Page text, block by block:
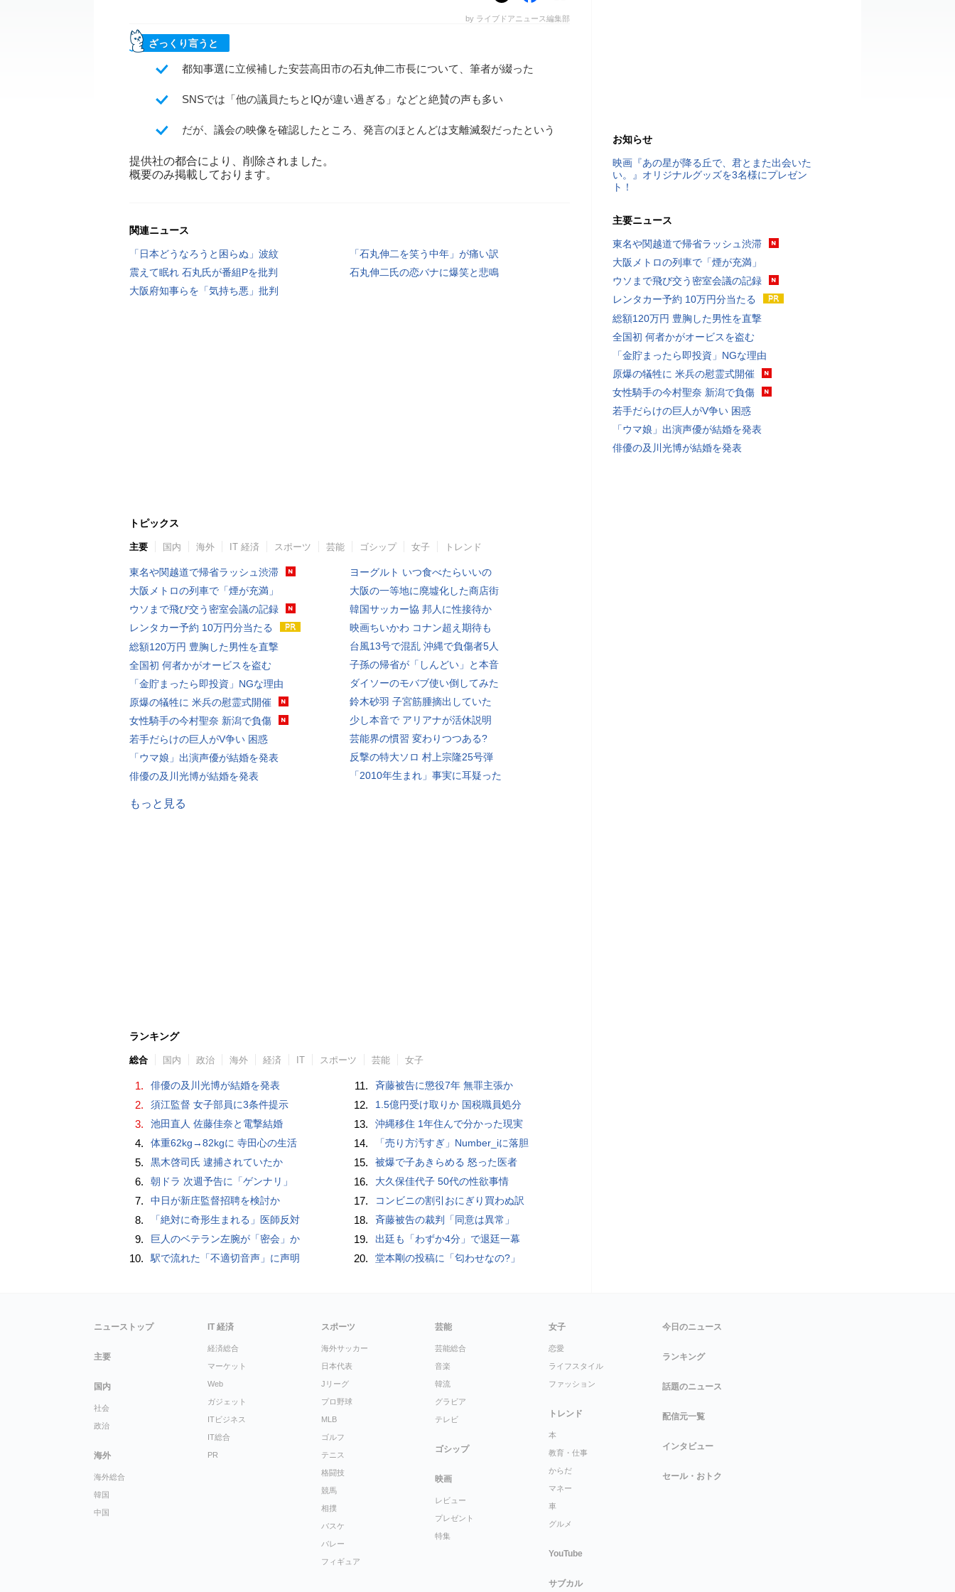
by ライブドアニュース編集部
ざっくり言うと
都知事選に立候補した安芸高田市の石丸伸二市長について、筆者が綴った
SNSでは「他の議員たちとIQが違い過ぎる」などと絶賛の声も多い
だが、議会の映像を確認したところ、発言のほとんどは支離滅裂だったという
提供社の都合により、削除されました。
概要のみ掲載しております。
関連ニュース
「日本どうなろうと困らぬ」波紋
「石丸伸二を笑う中年」が痛い訳
震えて眠れ 石丸氏が番組Pを批判
石丸伸二氏の恋バナに爆笑と悲鳴
大阪府知事らを「気持ち悪」批判
トピックス
主要 国内 海外 IT 経済 スポーツ 芸能 ゴシップ 女子 トレンド
東名や関越道で帰省ラッシュ渋滞
大阪メトロの列車で「煙が充満」
ウソまで飛び交う密室会議の記録
レンタカー予約 10万円分当たる
総額120万円 豊胸した男性を直撃
全国初 何者かがオービスを盗む
「金貯まったら即投資」NGな理由
原爆の犠牲に 米兵の慰霊式開催
女性騎手の今村聖奈 新潟で負傷
若手だらけの巨人がV争い 困惑
「ウマ娘」出演声優が結婚を発表
俳優の及川光博が結婚を発表
ヨーグルト いつ食べたらいいの
大阪の一等地に廃墟化した商店街
韓国サッカー協 邦人に性接待か
映画ちいかわ コナン超え期待も
台風13号で混乱 沖縄で負傷者5人
子孫の帰省が「しんどい」と本音
ダイソーのモバブ使い倒してみた
鈴木砂羽 子宮筋腫摘出していた
少し本音で アリアナが活休説明
芸能界の慣習 変わりつつある?
反撃の特大ソロ 村上宗隆25号弾
「2010年生まれ」事実に耳疑った
もっと見る
ランキング
総合 国内 政治 海外 経済 IT スポーツ 芸能 女子
1. 俳優の及川光博が結婚を発表
2. 須江監督 女子部員に3条件提示
3. 池田直人 佐藤佳奈と電撃結婚
4. 体重62kg→82kgに 寺田心の生活
5. 黒木啓司氏 逮捕されていたか
6. 朝ドラ 次週予告に「ゲンナリ」
7. 中日が新庄監督招聘を検討か
8. 「絶対に奇形生まれる」医師反対
9. 巨人のベテラン左腕が「密会」か
10. 駅で流れた「不適切音声」に声明
11. 斉藤被告に懲役7年 無罪主張か
12. 1.5億円受け取りか 国税職員処分
13. 沖縄移住 1年住んで分かった現実
14. 「売り方汚すぎ」Number_iに落胆
15. 被爆で子あきらめる 怒った医者
16. 大久保佳代子 50代の性欲事情
17. コンビニの割引おにぎり買わぬ訳
18. 斉藤被告の裁判「同意は異常」
19. 出廷も「わずか4分」で退廷一幕
20. 堂本剛の投稿に「匂わせなの?」
お知らせ
映画『あの星が降る丘で、君とまた出会いた
い。』オリジナルグッズを3名様にプレゼン
ト！
主要ニュース
東名や関越道で帰省ラッシュ渋滞
大阪メトロの列車で「煙が充満」
ウソまで飛び交う密室会議の記録
レンタカー予約 10万円分当たる
総額120万円 豊胸した男性を直撃
全国初 何者かがオービスを盗む
「金貯まったら即投資」NGな理由
原爆の犠牲に 米兵の慰霊式開催
女性騎手の今村聖奈 新潟で負傷
若手だらけの巨人がV争い 困惑
「ウマ娘」出演声優が結婚を発表
俳優の及川光博が結婚を発表
ニューストップ
主要
国内
社会
政治
海外
海外総合
韓国
中国
IT 経済
経済総合
マーケット
Web
ガジェット
ITビジネス
IT総合
PR
スポーツ
海外サッカー
日本代表
Jリーグ
プロ野球
MLB
ゴルフ
テニス
格闘技
競馬
相撲
バスケ
バレー
フィギュア
芸能
芸能総合
音楽
韓流
グラビア
テレビ
ゴシップ
映画
レビュー
プレゼント
特集
女子
恋愛
ライフスタイル
ファッション
トレンド
本
教育・仕事
からだ
マネー
車
グルメ
YouTube
サブカル
今日のニュース
ランキング
話題のニュース
配信元一覧
インタビュー
セール・おトク